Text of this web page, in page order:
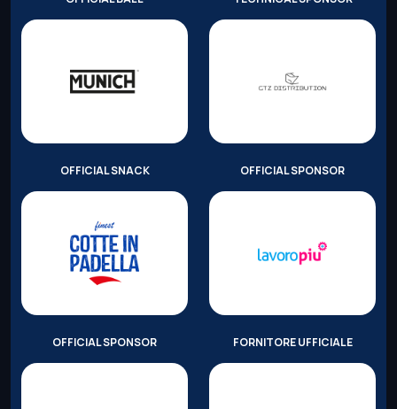
OFFICIAL SNACK OFFICIAL SPONSOR
OFFICIAL SPONSOR FORNITORE UFFICIALE